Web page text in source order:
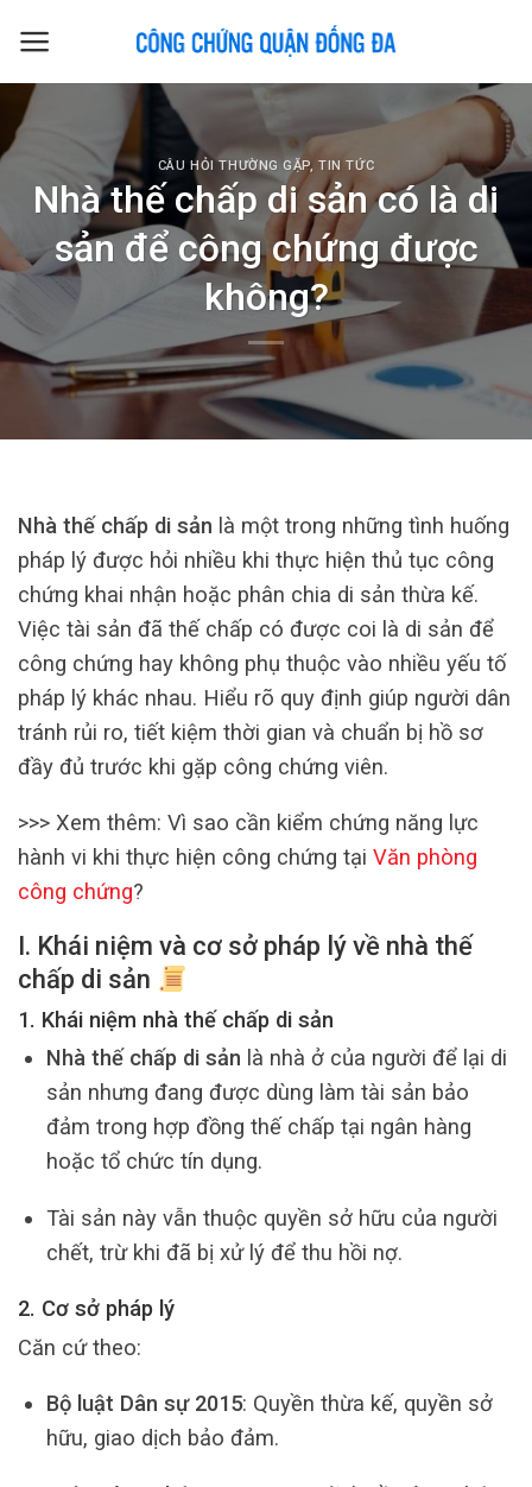
CÂU HỎI THƯỜNG GẶP,TIN TỨC
Nhà thế chấp di sản có là di
sản để công chứng được
không?
Nhà thế chấp di sản là một trong những tình huống
pháp lý được hỏi nhiều khi thực hiện thủ tục công
chứng khai nhận hoặc phân chia di sản thừa kế.
Việc tài sản đã thế chấp có được coi là di sản để
công chứng hay không phụ thuộc vào nhiều yếu tố
pháp lý khác nhau. Hiểu rõ quy định giúp người dân
tránh rủi ro, tiết kiệm thời gian và chuẩn bị hồ sơ
đầy đủ trước khi gặp công chứng viên.
>>> Xem thêm: Vì sao cần kiểm chứng năng lực
hành vi khi thực hiện công chứng tại Văn phòng
công chứng?
I. Khái niệm và cơ sở pháp lý về nhà thế
chấp di sản
1. Khái niệm nhà thế chấp di sản
Nhà thế chấp di sản là nhà ở của người để lại di
sản nhưng đang được dùng làm tài sản bảo
đảm trong hợp đồng thế chấp tại ngân hàng
hoặc tổ chức tín dụng.
Tài sản này vẫn thuộc quyền sở hữu của người
chết, trừ khi đã bị xử lý để thu hồi nợ.
2. Cơ sở pháp lý
Căn cứ theo:
Bộ luật Dân sự 2015: Quyền thừa kế, quyền sở
hữu, giao dịch bảo đảm.